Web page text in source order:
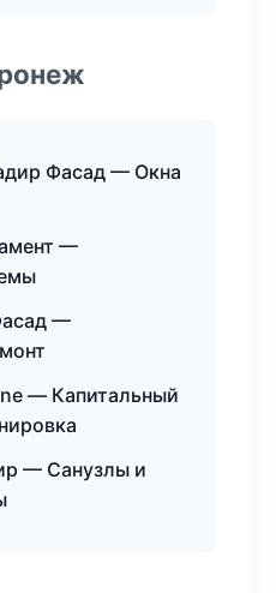
Фасад — Окна
—
—
— Капитальный
— Санузлы и